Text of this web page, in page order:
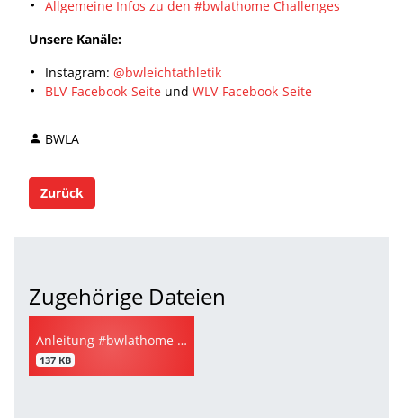
Allgemeine Infos zu den #bwlathome Challenges
Unsere Kanäle:
Instagram:@bwleichtathletik
BLV-Facebook-Seite undWLV-Facebook-Seite
BWLA
Zurück
Zugehörige Dateien
Anleitung #bwlathome Lauf-Challenge
137 KB